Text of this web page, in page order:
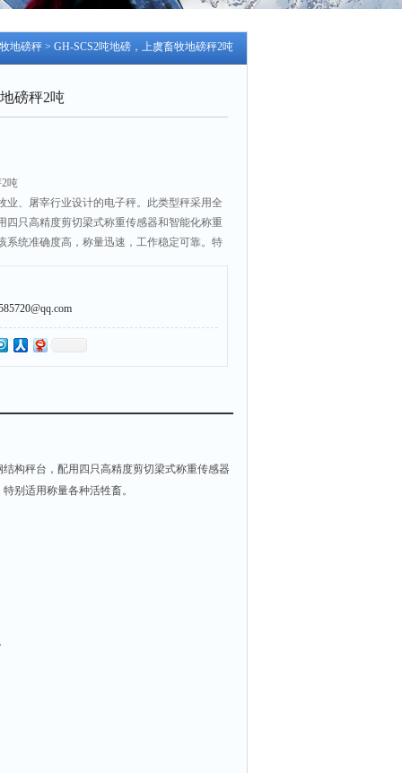
地磅秤 > GH-SCS2吨地磅，上虞畜牧地磅秤2吨
磅秤2吨
吨
业、屠宰行业设计的电子秤。此类型秤采用全
四只高精度剪切梁式称重传感器和智能化称重
系统准确度高，称量迅速，工作稳定可靠。特
构秤台，配用四只高精度剪切梁式称重传感器
别适用称量各种活牲畜。